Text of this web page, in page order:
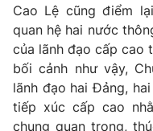
Cơ quan chủ quản:Đài
Cơ quan báo chí:
Thời
Giấy phép hoạt động báo
cấp ngày 29/12/2023
Tổng Biên tập:Vũ Thanh
Cao Lệ cũng điểm
quan hệ hai nước
của lãnh đạo cấp cao
bối cảnh như vậy,
lãnh đạo hai Đảng,
tiếp xúc cấp cao
chung quan trọng,